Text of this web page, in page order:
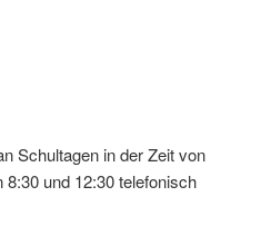
Schultagen in der Zeit von
und 12:30 telefonisch